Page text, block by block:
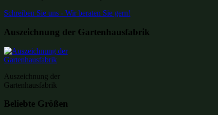
Schreiben Sie uns - Wir beraten Sie gern!
Auszeichnung der Gartenhausfabrik
Auszeichnung der
Gartenhausfabrik
Beliebte Größen